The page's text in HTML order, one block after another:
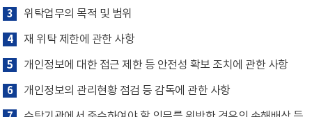
3 위탁업무의 목적 및 범위
4 재 위탁 제한에 관한 사항
5 개인정보에 대한 접근 제한 등 안전성 확보 조치에 관한 사항
6 개인정보의 관리현황 점검 등 감독에 관한 사항